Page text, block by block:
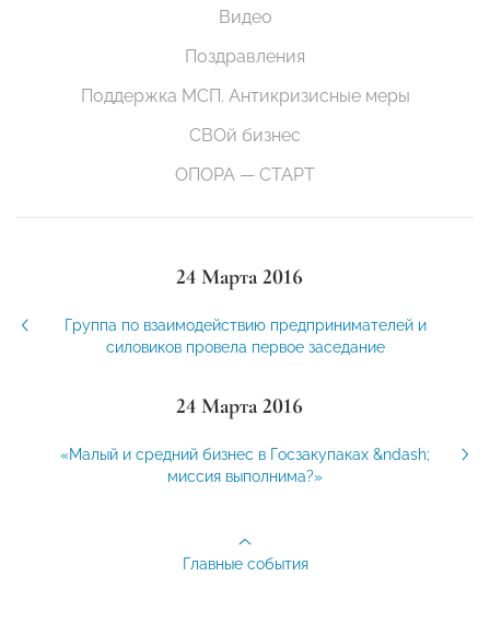
Видео
Поздравления
Поддержка МСП. Антикризисные меры
СВОй бизнес
ОПОРА — СТАРТ
24 Марта 2016
Группа по взаимодействию предпринимателей и
силовиков провела первое заседание
24 Марта 2016
«Малый и средний бизнес в Госзакупаках &ndash;
миссия выполнима?»
Главные события